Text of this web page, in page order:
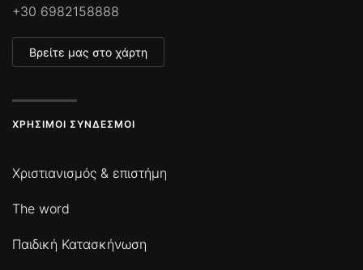
+30 6982158888
Βρείτε μας στο χάρτη
ΧΡΉΣΙΜΟΙ ΣΎΝΔΕΣΜΟΙ
Χριστιανισμός & επιστήμη
The word
Παιδική Κατασκήνωση